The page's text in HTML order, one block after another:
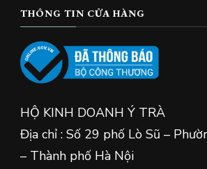
THÔNG TIN CỬA HÀNG
HỘ KINH DOANH Ý TRÀ
Địa chỉ : Số 29 phố Lò Sũ –
– Thành phố Hà Nội